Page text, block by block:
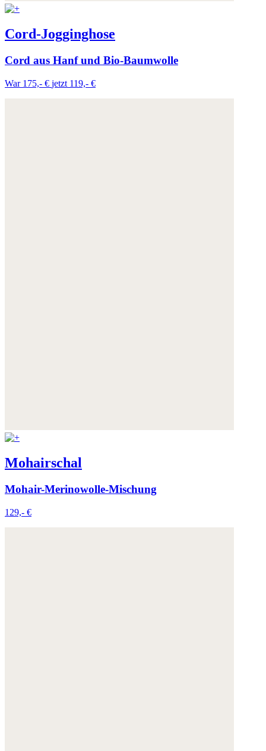
Cord-Jogginghose
Cord aus Hanf und Bio-Baumwolle
War 175,- € jetzt 119,- €
Mohairschal
Mohair-Merinowolle-Mischung
129,- €